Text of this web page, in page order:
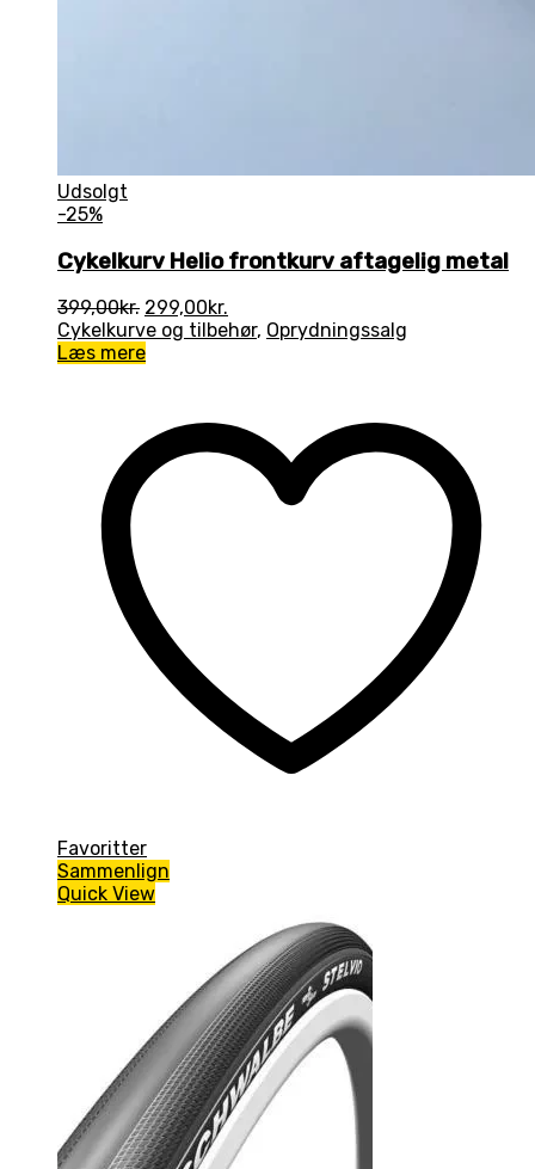
Udsolgt
-25%
Cykelkurv Helio frontkurv aftagelig metal
399,00kr. Den
oprindelige
pris
299,00kr.
aktuelle
Cykelkurve og tilbehør, Oprydningssalg
Læs mere
Favoritter
Sammenlign
Quick View